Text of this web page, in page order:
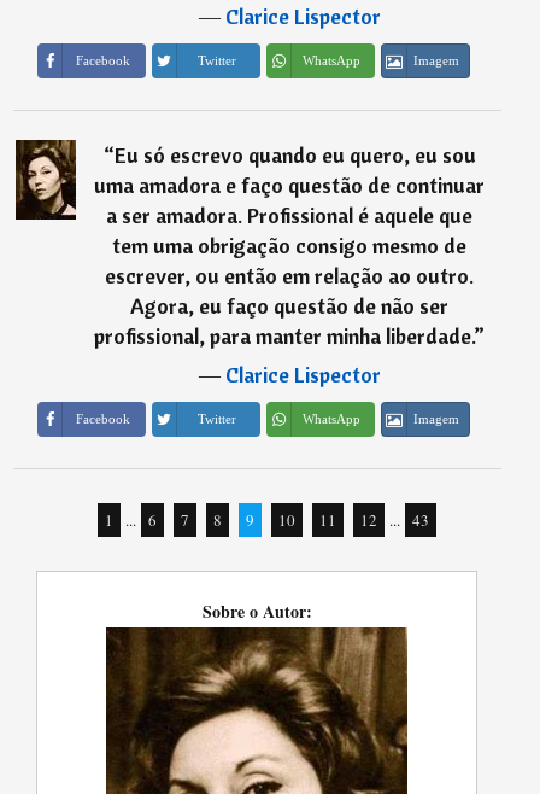
―Clarice Lispector
Facebook Twitter WhatsApp Imagem
“Eu só escrevo quando eu quero, eu sou
uma amadora e faço questão de continuar
a ser amadora. Profissional é aquele que
tem uma obrigação consigo mesmo de
escrever, ou então em relação ao outro.
Agora, eu faço questão de não ser
profissional, para manter minha liberdade.”
―Clarice Lispector
Facebook Twitter WhatsApp Imagem
1 ... 6 7 8 9 10 11 12 ... 43
Sobre o Autor: